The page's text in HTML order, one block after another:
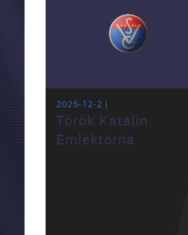
2025-12-2 |
Török Katalin
Emléktorna